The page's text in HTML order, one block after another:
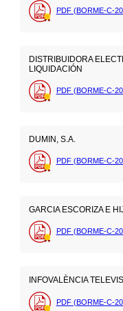
PDF (BORME-C-
DISTRIBUIDORA
LIQUIDACIÓN
PDF (BORME-C-
DUMIN, S.A.
PDF (BORME-C-
GARCIA ESCORIZA E
PDF (BORME-C-
INFOVALÈNCIA
PDF (BORME-C-